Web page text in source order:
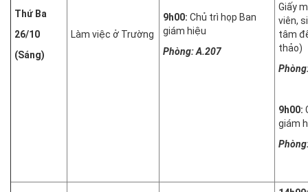
Thứ Ba
26/10
(Sáng)
Làm việc ở Trường
9h00: Chủ trì họp Ban
giám hiệu
Phòng: A.207
Giấy
viên,
tâm
thảo)
9h00:
giám